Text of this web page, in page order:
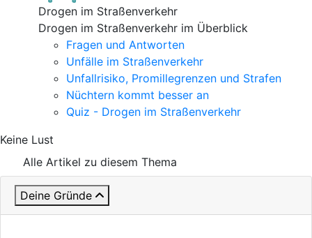
Drogen im Straßenverkehr
Drogen im Straßenverkehr im Überblick
Fragen und Antworten
Unfälle im Straßenverkehr
Unfallrisiko, Promillegrenzen und Strafen
Nüchtern kommt besser an
Quiz - Drogen im Straßenverkehr
Keine Lust
Alle Artikel zu diesem Thema
Deine Gründe